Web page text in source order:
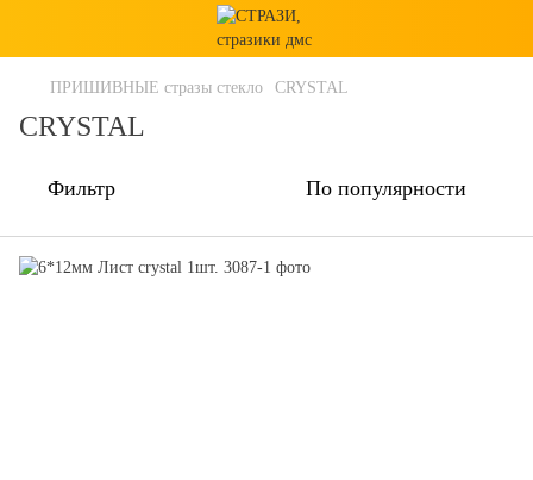
ПРИШИВНЫЕ стразы стекло CRYSTAL
CRYSTAL
Фильтр По популярности